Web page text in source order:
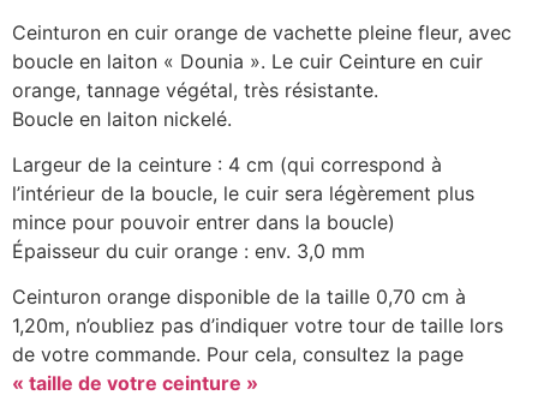
Ceinturon en cuir orange de vachette pleine fleur, avec
boucle en laiton « Dounia ». Le cuir Ceinture en cuir
orange, tannage végétal, très résistante.
Boucle en laiton nickelé.
Largeur de la ceinture : 4 cm (qui correspond à
l’intérieur de la boucle, le cuir sera légèrement plus
mince pour pouvoir entrer dans la boucle)
Épaisseur du cuir orange : env. 3,0 mm
Ceinturon orange disponible de la taille 0,70 cm à
1,20m, n’oubliez pas d’indiquer votre tour de taille lors
de votre commande. Pour cela, consultez la page
« taille de votre ceinture »